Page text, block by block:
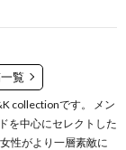
覧
collectionです。 メン
を中心にセレクトした
性がより一層素敵に